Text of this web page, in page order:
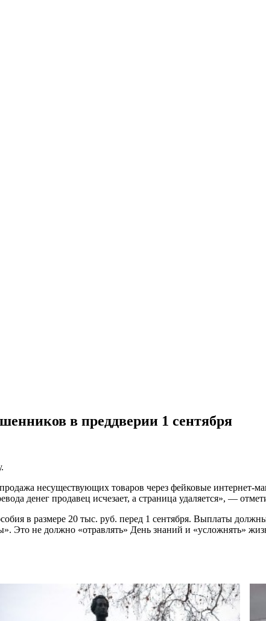
в преддверии 1 сентября
несуществующих товаров через фейковые
денег продавец исчезает, а страница удаляется», —
в размере 20 тыс. руб. перед 1 сентября. Выплаты
Это не должно «отравлять» День знаний и «усложнять»